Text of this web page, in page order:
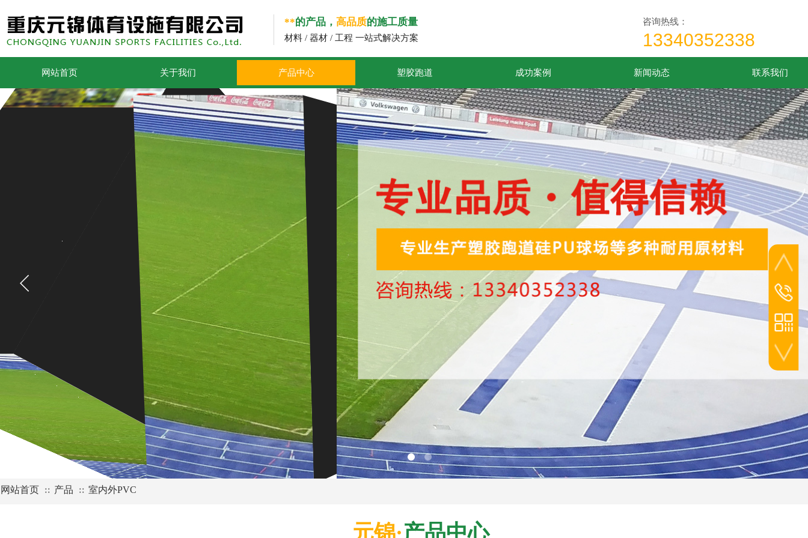
**的产品， 高品质的施工质量
材料 / 器材 / 工程 一站式解决方案
咨询热线：
13340352338
网站首页 关于我们 产品中心 塑胶跑道 成功案例 新闻动态 联系我们
网站首页 ∷ 产品 ∷ 室内外PVC
元锦·产品中心
张经理
热线